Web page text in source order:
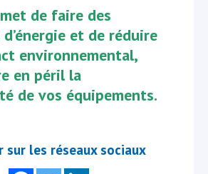
de faire des
et de réduire
environnemental,
en péril la
de vos équipements.
sur les réseaux sociaux